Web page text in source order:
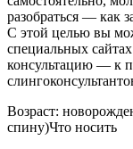
разобраться — как
С этой целью вы
специальных
консультацию — к
Возраст:
спину)Что носить